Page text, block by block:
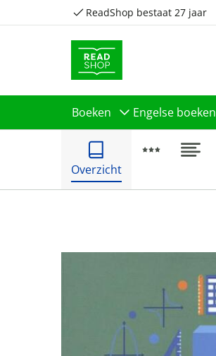
ReadShop bestaat 27 jaar
Boeken Engelse boeken
Overzicht